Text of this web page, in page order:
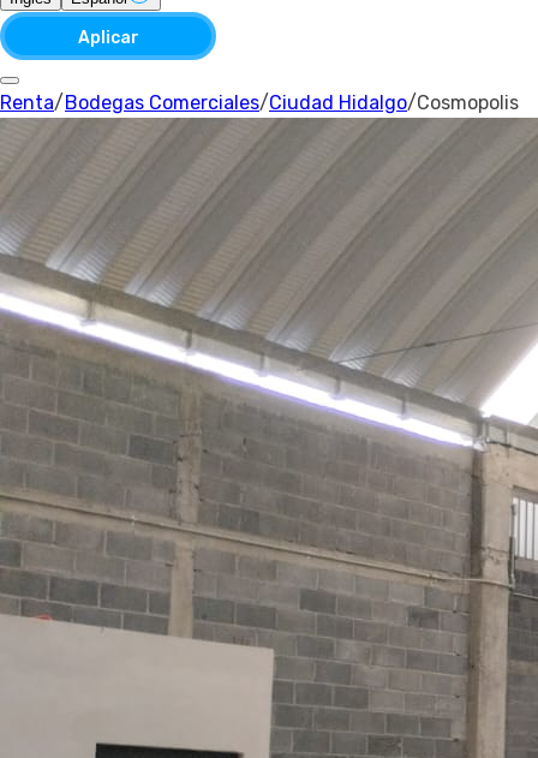
Aplicar
Renta/ Bodegas Comerciales/Ciudad Hidalgo/Cosmopolis